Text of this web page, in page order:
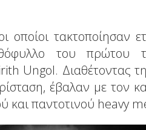
οποίοι τακτοποίησαν
του πρώτου
Ungol. Διαθέτοντας
έβαλαν με τον
και παντοτινού heavy